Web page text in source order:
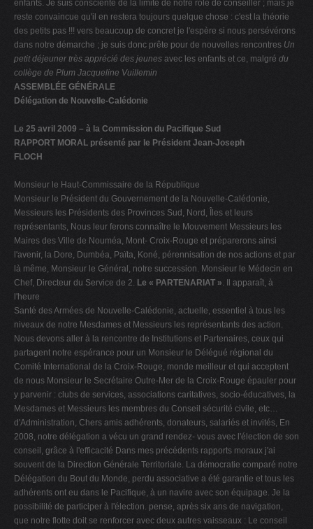
enfants. Je suis consciente de la limite de notre rôle de conseiller ; mais je
reste convaincue qu'il en restera toujours quelque chose : c'est la théorie
des petits pas !!! vers beaucoup de concret je l'espère si nous persévérons
dans notre démarche ; je suis donc prête pour de nouvelles rencontres Un
petit déjeuner très apprécié des jeunes avec les enfants et ce, malgré du
collège de Plum Jacqueline Vuillemin
ASSEMBLÉE GÉNÉRALE
Délégation de Nouvelle-Calédonie
Le 25 avril 2009 – à la Commission du Pacifique Sud
RAPPORT MORAL présenté par le Président Jean-Joseph
FLOCH
Monsieur le Haut-Commissaire de la République
Monsieur le Président du Gouvernement de la Nouvelle-Calédonie,
Messieurs les Présidents des Provinces Sud, Nord, Îles et leurs
représentants, Nous leur ferons connaître le Mouvement Messieurs les
Maires des Ville de Nouméa, Mont- Croix-Rouge et préparerons ainsi
l'avenir, la Dore, Dumbéa, Païta, Koné, pérennisation de nos actions et par
là même, Monsieur le Général, notre succession. Monsieur le Médecin en
Chef, Directeur du Service de 2. Le « PARTENARIAT ». Il apparaît, à
l'heure
Santé des Armées de Nouvelle-Calédonie, actuelle, essentiel à tous les
niveaux de notre Mesdames et Messieurs les représentants des action.
Nous devons aller à la rencontre de Institutions et Partenaires, ceux qui
partagent notre espérance pour un Monsieur le Délégué régional du
Comité International de la Croix-Rouge, monde meilleur et qui acceptent
de nous Monsieur le Secrétaire Outre-Mer de la Croix-Rouge épauler pour
y parvenir : clubs de services, associations caritatives, socio-éducatives, la
Mesdames et Messieurs les membres du Conseil sécurité civile, etc…
d'Administration, Chers amis adhérents, donateurs, salariés et invités, En
2008, notre délégation a vécu un grand rendez- vous avec l'élection de son
conseil, grâce à l'efficacité Dans mes précédents rapports moraux j'ai
souvent de la Direction Générale Territoriale. La démocratie comparé notre
Délégation du Bout du Monde, perdu associative a été garantie et tous les
adhérents ont eu dans le Pacifique, à un navire avec son équipage. Je la
possibilité de participer à l'élection. pense, après six ans de navigation,
que notre flotte doit se renforcer avec deux autres vaisseaux : Le conseil